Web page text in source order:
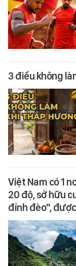
3 điều không
Việt Nam có 1
20 độ, sở hữu
đỉnh đèo",